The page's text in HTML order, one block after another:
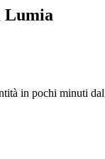
Lumia
in pochi minuti dal